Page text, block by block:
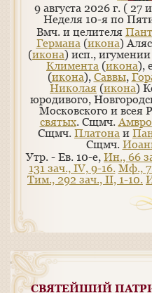
9 августа 2026 г. ( 27
Неделя 10-я по
Вмч. и целителя
Германа (икона)
(икона) исп., игумении
Климента (икона),
(икона), Саввы,
Николая (икона)
юродивого,
Московского и всея
святых. Сщмч.
Сщмч. Платона и
Сщмч.
Утр. - Ев. 10-е, Ин., 66
131 зач., IV, 9-16. Мф.,
Тим., 292 зач., II, 1-10.
СВЯТЕЙШИЙ